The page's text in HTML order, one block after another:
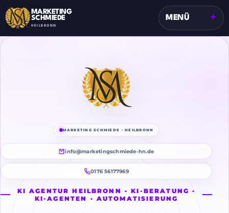
MARKETING
SCHMIEDE
HEILBRONN
MENÜ +
MARKETING SCHMIEDE · HEILBRONN
info@marketingschmiede-hn.de
0176 56177969
KI AGENTUR HEILBRONN · KI-BERATUNG ·
KI-AGENTEN · AUTOMATISIERUNG